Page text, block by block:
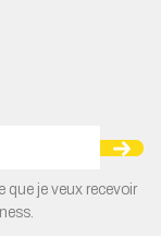
que je veux recevoir